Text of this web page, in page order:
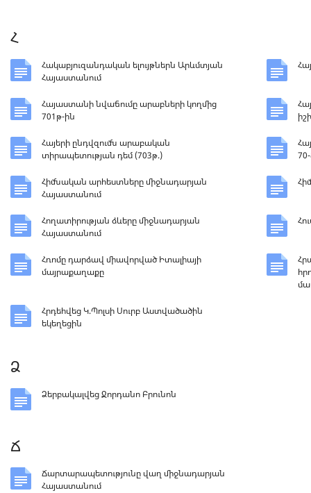
Հ
Հակաբյուզանդական ելույթներն Արևմտյան
Հայաստանում
Հայաստանի նվաճումը արաբների կողմից
701թ-ին
Հայերի ընդվզումն արաբական
տիրապետության դեմ (703թ.)
Հիմնական արհեստները միջնադարյան
Հայաստանում
Հողատիրության ձևերը միջնադարյան
Հայաստանում
Հռոմը դարձավ միավորված Իտալիայի
մայրաքաղաքը
Հրդեհվեց Կ.Պոլսի Սուրբ Աստվածածին
եկեղեցին
Ձ
Ձերբակալվեց Ջորդանո Բրունոն
Ճ
Ճարտարապետությունը վաղ միջնադարյան
Հայաստանում